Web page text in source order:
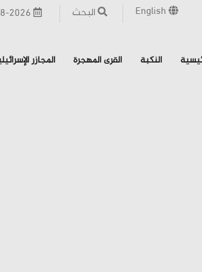
2026 البحث
النكبة القرى المهجرة المجازر